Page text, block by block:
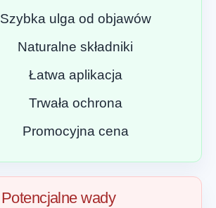
Szybka ulga od objawów
Naturalne składniki
Łatwa aplikacja
Trwała ochrona
Promocyjna cena
Potencjalne wady